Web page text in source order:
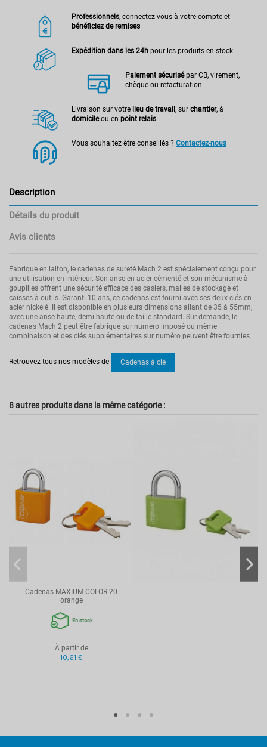
Professionnels, connectez-vous à votre compte et
bénéficiez de remises
Expédition dans les 24h pour les produits en stock
Paiement sécurisépar CB, virement,
chèque ou refacturation
Livraison sur votre lieu de travail , sur chantier, à
domicileou en point relais
Vous souhaitez être conseillés ? Contactez-nous
Description
Détails du produit
Avis clients
Fabriqué en laiton, le cadenas de sureté Mach 2 est spécialement conçu pour
une utilisation en intérieur. Son anse en acier cémenté et son mécanisme à
goupilles offrent une sécurité efficace des casiers, malles de stockage et
caisses à outils. Garanti 10 ans, ce cadenas est fourni avec ses deux clés en
acier nickelé. Il est disponible en plusieurs dimensions allant de 35 à 55mm,
avec une anse haute, demi-haute ou de taille standard. Sur demande, le
cadenas Mach 2 peut être fabriqué sur numéro imposé ou même
combinaison et des clés supplémentaires sur numéro peuvent être fournies.
0.14
A clé
00063451
Retrouvez tous nos modèles de
Cadenas à clé
8 autres produits dans la même catégorie :
Cadenas MAXIUM COLOR 20
orange
En stock
À partir de
10,61 €